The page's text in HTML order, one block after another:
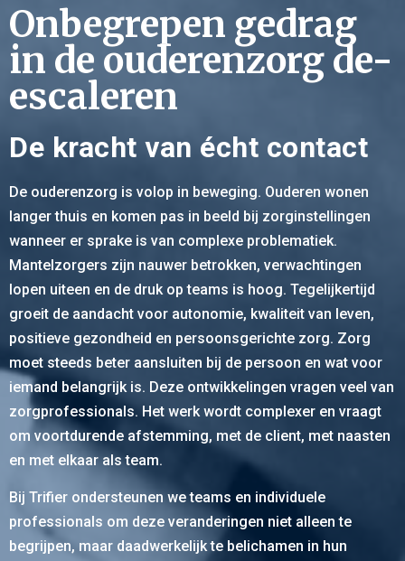
Onbegrepen gedrag
in de ouderenzorg de-
escaleren
De kracht van écht contact
De ouderenzorg is volop in beweging. Ouderen wonen
langer thuis en komen pas in beeld bij zorginstellingen
wanneer er sprake is van complexe problematiek.
Mantelzorgers zijn nauwer betrokken, verwachtingen
lopen uiteen en de druk op teams is hoog. Tegelijkertijd
groeit de aandacht voor autonomie, kwaliteit van leven,
positieve gezondheid en persoonsgerichte zorg. Zorg
moet steeds beter aansluiten bij de persoon en wat voor
iemand belangrijk is. Deze ontwikkelingen vragen veel van
zorgprofessionals. Het werk wordt complexer en vraagt
om voortdurende afstemming, met de client, met naasten
en met elkaar als team.
Bij Trifier ondersteunen we teams en individuele
professionals om deze veranderingen niet alleen te
begrijpen, maar daadwerkelijk te belichamen in hun